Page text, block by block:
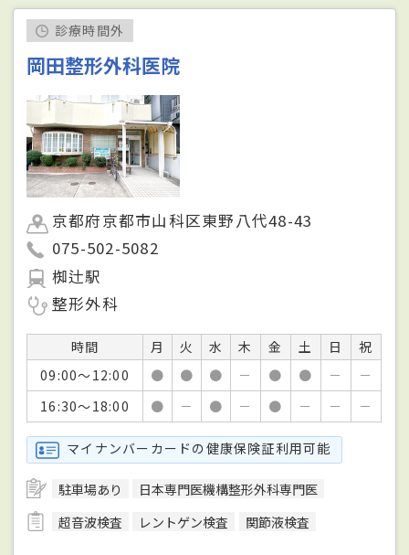
診療時間外
岡田整形外科医院
京都府京都市山科区東野八代48-43
075-502-5082
椥辻駅
整形外科
時間 月 火 水 木 金 土 日
祝
09:00～12:00
● ● ● － ● ● －
－
16:30～18:00
● － ● － ● － － －
マイナンバーカードの健康保険証利用可能
駐車場あり
日本専門医機構整形外科専門医
超音波検査
レントゲン検査 関節液検査